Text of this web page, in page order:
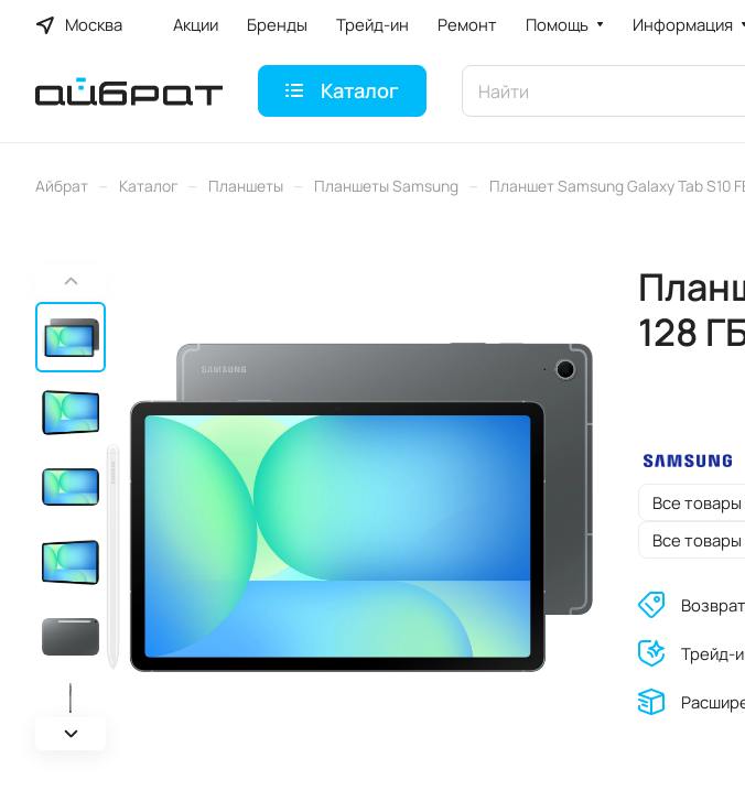
Москва Акции Бренды Трейд-ин Ремонт Помощь Информация
Каталог
Айбрат – Каталог – Планшеты – Планшеты Samsung – Планшет Samsung Galaxy Tab S10
128
Все
Все товары
Трейд-